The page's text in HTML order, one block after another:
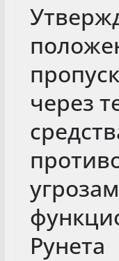
через
угрозам
Рунета